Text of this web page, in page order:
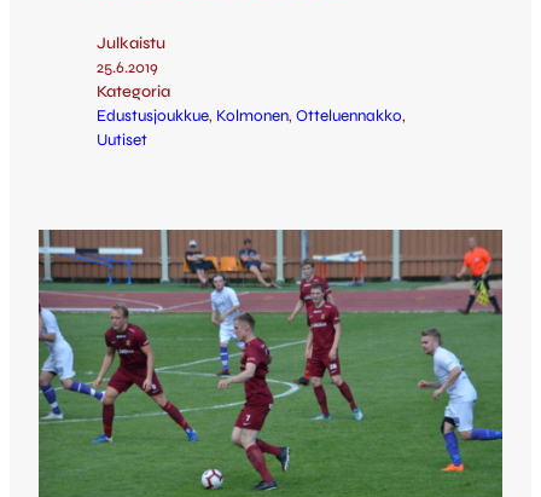
Julkaistu
25.6.2019
Kategoria
Edustusjoukkue, Kolmonen, Otteluennakko
Uutiset